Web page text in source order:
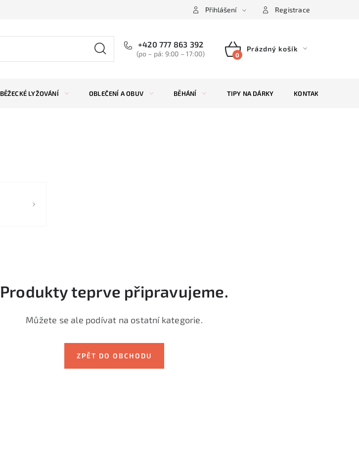
Přihlášení Registrace
+420 777 863 392
(po – pá: 9:00 – 17:00)
NÁKUPNÍ
Prázdný košík
BĚŽECKÉ LYŽOVÁNÍ OBLEČENÍ A OBUV BĚHÁNÍ TIPY NA DÁRKY KONTAKTY
Produkty teprve připravujeme.
Můžete se ale podívat na ostatní kategorie.
ZPĚT DO OBCHODU